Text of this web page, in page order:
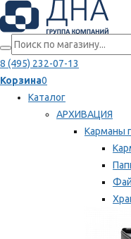
8 (495) 232-07-13
Корзина0
Каталог
АРХИВАЦИЯ
Карманы
Мы